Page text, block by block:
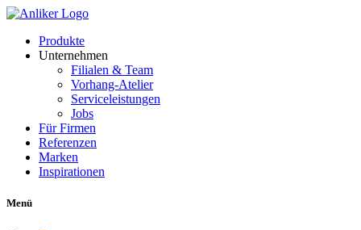
Produkte
Unternehmen
Filialen & Team
Vorhang-Atelier
Serviceleistungen
Jobs
Für Firmen
Referenzen
Marken
Inspirationen
Menü